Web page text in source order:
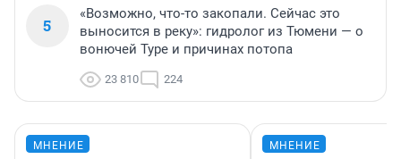
5
«Возможно, что-то закопали. Сейчас это
выносится в реку»: гидролог из Тюмени — о
вонючей Туре и причинах потопа
23 810 224
МНЕНИЕ МНЕНИЕ